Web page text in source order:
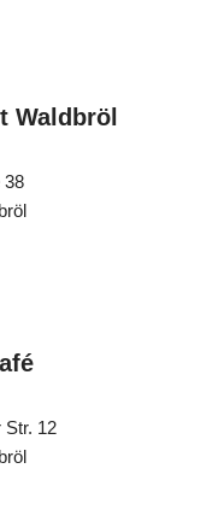
Waldbröl
38
Str. 12